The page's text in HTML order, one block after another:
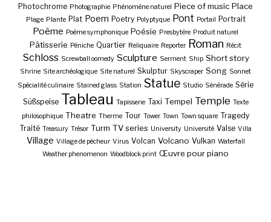
Photochrome Photographie Phénomène naturel Piece of music Place
Plage Plante Plat Poem Poetry Polyptyque Pont Portail Portrait
Poème Poème symphonique Poésie Presbytère Produit naturel
Pâtisserie Péniche Quartier Reliquaire Reporter Roman Récit
Schloss Screwball oomedy Sculpture Serment Ship Short story
Shrine Site archéologique Site naturel Skulptur Skyscraper Song Sonnet
Spécialité culinaire Stained glass Station Statue Studio Sénérade Série
Süßspeise Tableau Tapisserie Taxi Tempel Temple Texte
philosophique Theatre Therme Tour Tower Town Town square Tragedy
Traité Treasury Trésor Turm TV series University Université Valse Villa
Village Village de pêcheur Virus Volcan Volcano Vulkan Waterfall
Weather phenomenon Woodblock print Œuvre pour piano